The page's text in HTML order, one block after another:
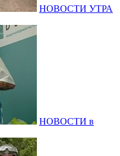
НОВОСТИ УТРА
НОВОСТИ в